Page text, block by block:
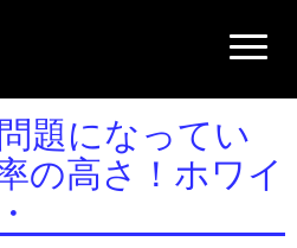
N
a
i
a
i
題になってい
の高さ！ホワイ